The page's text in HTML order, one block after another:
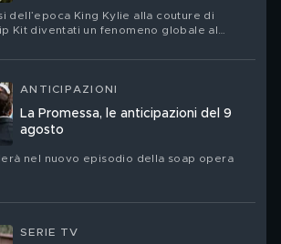
dell’epoca King Kylie alla couture di
Kit diventati un fenomeno globale al
di una star che ha trasformato la propria
ANTICIPAZIONI
La Promessa, le anticipazioni del 9
agosto
nel nuovo episodio della soap opera
SERIE TV